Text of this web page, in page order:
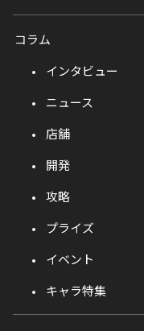
コラム
インタビュー
ニュース
店舗
開発
攻略
プライズ
イベント
キャラ特集